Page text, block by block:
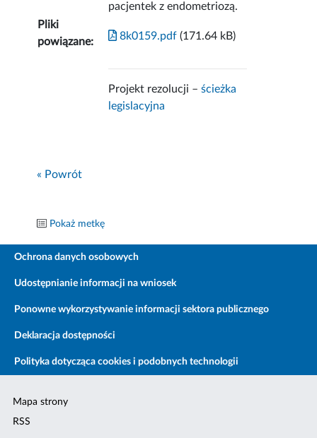
pacjentek z endometriozą.
Pliki
powiązane:
8k0159.pdf (171.64 kB)
Projekt rezolucji –ścieżka
legislacyjna
« Powrót
Pokaż metkę
Ochrona danych osobowych
Udostępnianie informacji na wniosek
Ponowne wykorzystywanie informacji sektora publicznego
Deklaracja dostępności
Polityka dotycząca cookies i podobnych technologii
Mapa strony
RSS